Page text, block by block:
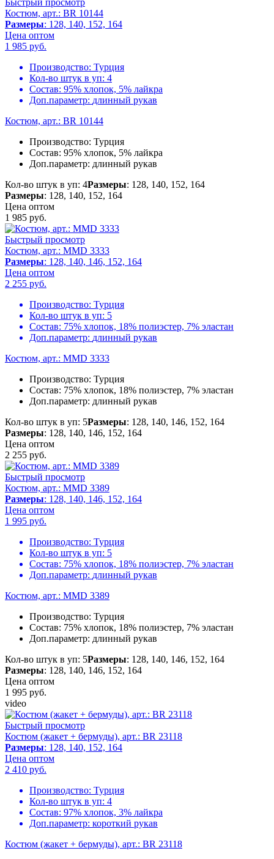
Быстрый просмотр
Костюм, арт.: BR 10144
Размеры: 128, 140, 152, 164
Цена оптом
1 985 руб.
Производство: Турция
Кол-во штук в уп: 4
Состав: 95% хлопок, 5% лайкра
Доп.параметр: длинный рукав
Костюм, арт.: BR 10144
Производство: Турция
Состав: 95% хлопок, 5% лайкра
Доп.параметр: длинный рукав
Кол-во штук в уп: 4Размеры: 128, 140, 152, 164
Размеры: 128, 140, 152, 164
Цена оптом
1 985 руб.
Быстрый просмотр
Костюм, арт.: MMD 3333
Размеры: 128, 140, 146, 152, 164
Цена оптом
2 255 руб.
Производство: Турция
Кол-во штук в уп: 5
Состав: 75% хлопок, 18% полиэстер, 7% эластан
Доп.параметр: длинный рукав
Костюм, арт.: MMD 3333
Производство: Турция
Состав: 75% хлопок, 18% полиэстер, 7% эластан
Доп.параметр: длинный рукав
Кол-во штук в уп: 5Размеры: 128, 140, 146, 152, 164
Размеры: 128, 140, 146, 152, 164
Цена оптом
2 255 руб.
Быстрый просмотр
Костюм, арт.: MMD 3389
Размеры: 128, 140, 146, 152, 164
Цена оптом
1 995 руб.
Производство: Турция
Кол-во штук в уп: 5
Состав: 75% хлопок, 18% полиэстер, 7% эластан
Доп.параметр: длинный рукав
Костюм, арт.: MMD 3389
Производство: Турция
Состав: 75% хлопок, 18% полиэстер, 7% эластан
Доп.параметр: длинный рукав
Кол-во штук в уп: 5Размеры: 128, 140, 146, 152, 164
Размеры: 128, 140, 146, 152, 164
Цена оптом
1 995 руб.
video
Быстрый просмотр
Костюм (жакет + бермуды), арт.: BR 23118
Размеры: 128, 140, 152, 164
Цена оптом
2 410 руб.
Производство: Турция
Кол-во штук в уп: 4
Состав: 97% хлопок, 3% лайкра
Доп.параметр: короткий рукав
Костюм (жакет + бермуды), арт.: BR 23118